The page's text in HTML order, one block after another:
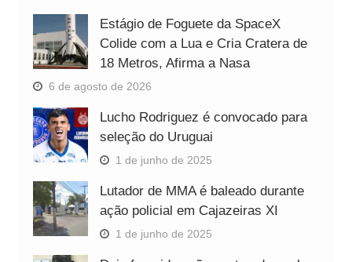
Estágio de Foguete da SpaceX
Colide com a Lua e Cria Cratera de
18 Metros, Afirma a Nasa
6 de agosto de 2026
Lucho Rodriguez é convocado para
seleção do Uruguai
1 de junho de 2025
Lutador de MMA é baleado durante
ação policial em Cajazeiras XI
1 de junho de 2025